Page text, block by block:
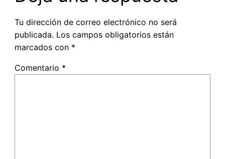
Tu dirección de correo electrónico no será
publicada. Los campos obligatorios están
marcados con *
Comentario *